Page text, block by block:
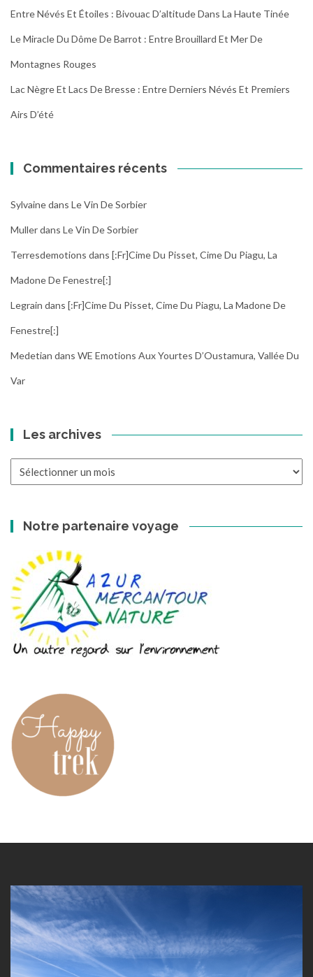
Entre Névés Et Étoiles : Bivouac D’altitude Dans La Haute Tinée
Le Miracle Du Dôme De Barrot : Entre Brouillard Et Mer De
Montagnes Rouges
Lac Nègre Et Lacs De Bresse : Entre Derniers Névés Et Premiers
Airs D’été
Commentaires récents
Sylvainedans Le Vin De Sorbier
Mullerdans Le Vin De Sorbier
Terresdemotions dans [:fr]Cime Du Pisset, Cime Du Piagu, La
Madone De Fenestre[:]
Legrain dans [:fr]Cime Du Pisset, Cime Du Piagu, La Madone De
Fenestre[:]
Medetian dans WE Emotions Aux Yourtes D’Oustamura, Vallée Du
Var
Les archives
Notre partenaire voyage